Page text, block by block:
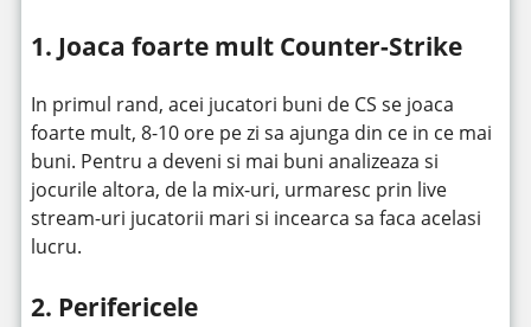
1. Joaca foarte mult Counter-Strike
In primul rand, acei jucatori buni de CS se joaca
foarte mult, 8-10 ore pe zi sa ajunga din ce in ce mai
buni. Pentru a deveni si mai buni analizeaza si
jocurile altora, de la mix-uri, urmaresc prin live
stream-uri jucatorii mari si incearca sa faca acelasi
lucru.
2. Perifericele